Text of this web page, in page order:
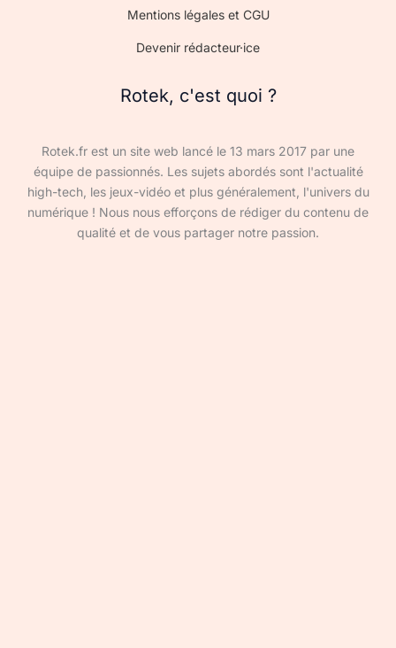
Mentions légales et CGU
Devenir rédacteur·ice
Rotek, c'est quoi ?
Rotek.fr est un site web lancé le 13 mars 2017 par une
équipe de passionnés. Les sujets abordés sont l'actualité
high-tech, les jeux-vidéo et plus généralement, l'univers du
numérique ! Nous nous efforçons de rédiger du contenu de
qualité et de vous partager notre passion.